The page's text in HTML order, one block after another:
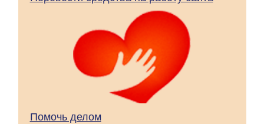
Помочь делом